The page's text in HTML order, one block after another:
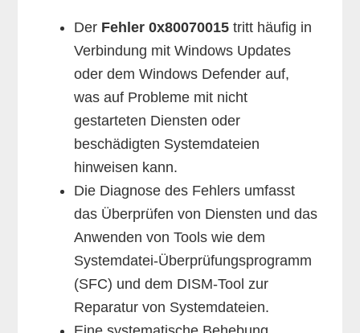
Der Fehler 0x80070015 tritt häufig in
Verbindung mit Windows Updates
oder dem Windows Defender auf,
was auf Probleme mit nicht
gestarteten Diensten oder
beschädigten Systemdateien
hinweisen kann.
Die Diagnose des Fehlers umfasst
das Überprüfen von Diensten und das
Anwenden von Tools wie dem
Systemdatei-Überprüfungsprogramm
(SFC) und dem DISM-Tool zur
Reparatur von Systemdateien.